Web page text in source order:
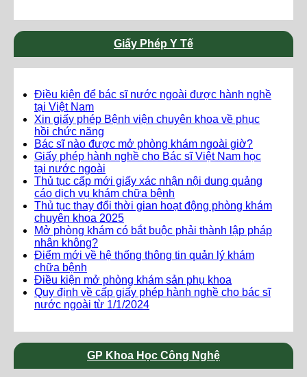
Giấy Phép Y Tế
Điều kiện để bác sĩ nước ngoài được hành nghề
tại Việt Nam
Xin giấy phép Bệnh viện chuyên khoa về phục
hồi chức năng
Bác sĩ nào được mở phòng khám ngoài giờ?
Giấy phép hành nghề cho Bác sĩ Việt Nam học
tại nước ngoài
Thủ tục cấp mới giấy xác nhận nội dung quảng
cáo dịch vụ khám chữa bệnh
Thủ tục thay đổi thời gian hoạt động phòng khám
chuyên khoa 2025
Mở phòng khám có bắt buộc phải thành lập pháp
nhân không?
Điểm mới về hệ thống thông tin quản lý khám
chữa bệnh
Điều kiện mở phòng khám sản phụ khoa
Quy định về cấp giấy phép hành nghề cho bác sĩ
nước ngoài từ 1/1/2024
GP Khoa Học Công Nghệ